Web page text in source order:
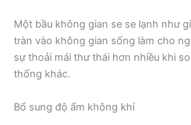
Một bầu không gian se se lạnh như
tràn vào không gian sống làm cho
sự thoải mái thư thái hơn nhiều khi
thống khác.
Bổ sung độ ẩm không khí